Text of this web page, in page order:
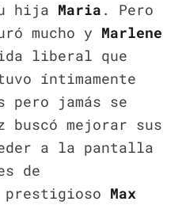
hija Maria . Pero
mucho y Marlene
liberal que
íntimamente
pero jamás se
mejorar sus
a la pantalla
de
Max